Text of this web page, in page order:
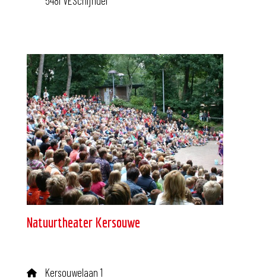
Natuurtheater Kersouwe
Kersouwelaan 1